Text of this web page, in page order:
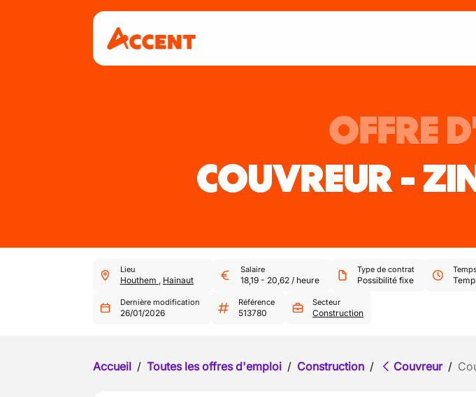
OFFRE
COUVREUR -
Lieu
Houthem , Hainaut
Salaire
18,19- 20,62/ heure
Type de contrat
Possibilité fixe
Dernière modification
26/01/2026
Référence
513780
Secteur
Construction
Accueil / Toutes les offres d'emploi / Construction / Couvreur /